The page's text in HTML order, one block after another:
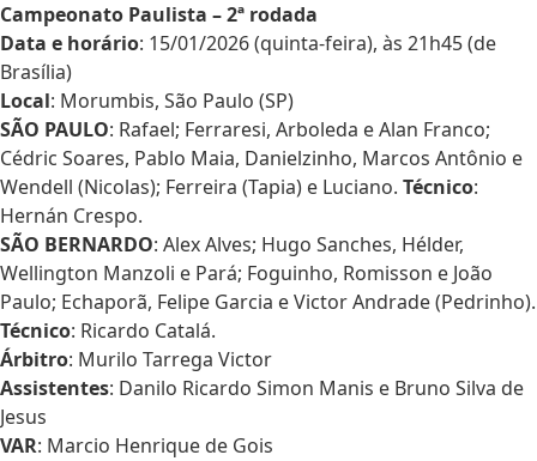
Campeonato Paulista – 2ª rodada
Data e horário: 15/01/2026 (quinta-feira), às 21h45 (de
Brasília)
Local: Morumbis, São Paulo (SP)
SÃO PAULO: Rafael; Ferraresi, Arboleda e Alan Franco;
Cédric Soares, Pablo Maia, Danielzinho, Marcos Antônio e
Wendell (Nicolas); Ferreira (Tapia) e Luciano. Técnico:
Hernán Crespo.
SÃO BERNARDO: Alex Alves; Hugo Sanches, Hélder,
Wellington Manzoli e Pará; Foguinho, Romisson e João
Paulo; Echaporã, Felipe Garcia e Victor Andrade (Pedrinho).
Técnico: Ricardo Catalá.
Árbitro: Murilo Tarrega Victor
Assistentes: Danilo Ricardo Simon Manis e Bruno Silva de
Jesus
VAR: Marcio Henrique de Gois